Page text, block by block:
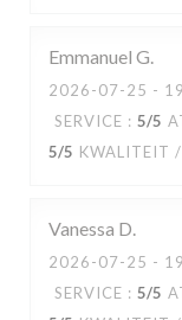
Emmanuel G
2026-07-25 -
SERVICE : 5/5
5/5 KWALITEIT /
Vanessa D
2026-07-25 -
SERVICE : 5/5